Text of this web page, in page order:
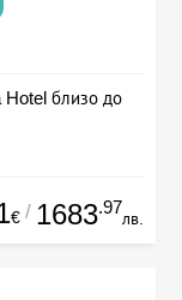
Hotel близо до
€ / 1683.97
лв.